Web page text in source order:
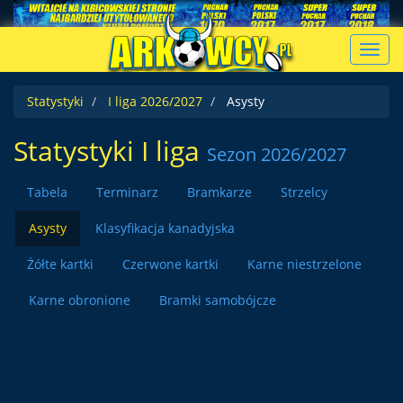
Statystyki
I liga 2026/2027 Asysty
Statystyki I liga Sezon 2026/2027
Tabela Terminarz Bramkarze Strzelcy
Asysty Klasyfikacja kanadyjska
Żółte kartki Czerwone kartki Karne niestrzelone
Karne obronione Bramki samobójcze